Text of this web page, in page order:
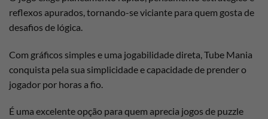
reflexos apurados, tornando-se viciante para quem gosta de
desafios de lógica.
Com gráficos simples e uma jogabilidade direta, Tube Mania
conquista pela sua simplicidade e capacidade de prender o
jogador por horas a fio.
É uma excelente opção para quem aprecia jogos de puzzle